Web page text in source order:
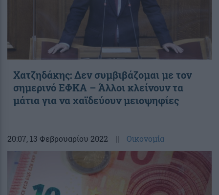
Χατζηδάκης: Δεν συμβιβάζομαι με τον
σημερινό ΕΦΚΑ – Άλλοι κλείνουν τα
μάτια για να χαϊδεύουν μειοψηφίες
20:07, 13 Φεβρουαρίου 2022 || Οικονομία